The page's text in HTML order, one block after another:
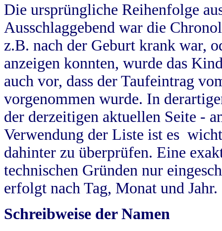
Die ursprüngliche Reihenfolge
Ausschlaggebend war die
z.B. nach der Geburt krank war,
anzeigen konnten, wurde das
auch vor, dass der Taufeintrag
vorgenommen wurde. In
der derzeitigen aktuellen Seite -
Verwendung der Liste ist es
dahinter zu überprüfen. Eine
technischen Gründen nur
erfolgt nach Tag, Monat und Jahr.
Schreibweise der Namen